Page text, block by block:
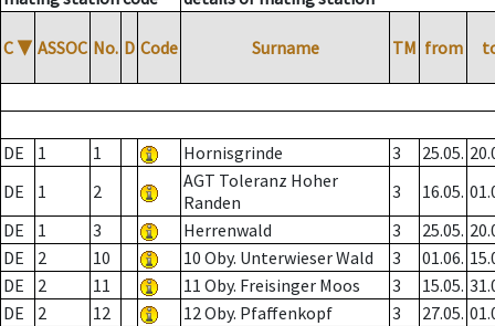
C ▼ ASSOC No. D Code Surname TM from
DE 1 1 Hornisgrinde 3 25.05.
DE
1 2
AGT Toleranz Hoher
Randen
3 16.05.
DE
1 3 Herrenwald 3 25.05.
DE
2 10 10 Oby. Unterwieser Wald 3 01.06.
DE
2 11 11 Oby. Freisinger Moos 3 15.05.
DE
2 12 12 Oby. Pfaffenkopf 3 27.05.